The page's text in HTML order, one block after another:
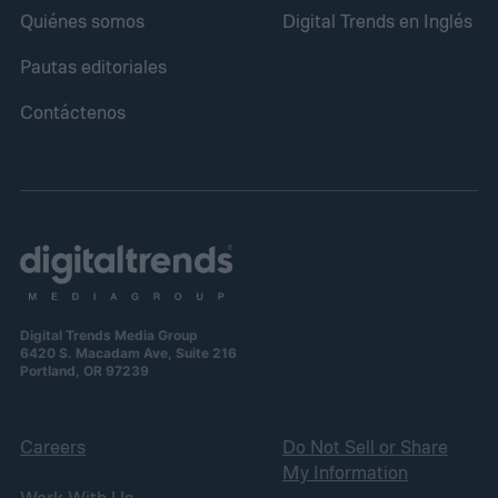
Quiénes somos
Pautas editoriales
Contáctenos
Digital Trends en Inglés
Digital Trends Media Group
6420 S. Macadam Ave, Suite 216
Portland, OR 97239
Careers
Do Not Sell or Share
My Information